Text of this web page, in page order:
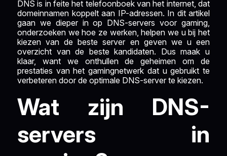
DNS is in feite het telefoonboek van het internet, dat
domeinnamen koppelt aan IP-adressen. In dit artikel
gaan we dieper in op DNS-servers voor gaming,
onderzoeken we hoe ze werken, helpen we u bij het
kiezen van de beste server en geven we u een
overzicht van de beste kandidaten. Dus maak u
klaar, want we onthullen de geheimen om de
prestaties van het gamingnetwerk dat u gebruikt te
verbeteren door de optimale DNS-server te kiezen.
Wat zijn DNS-
servers in